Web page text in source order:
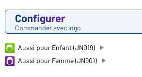
Configurer
Commander avec logo
Aussi pour Enfant (JN019)
Aussi pour Femme (JN901)